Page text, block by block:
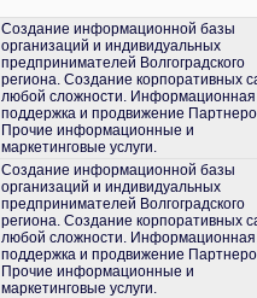
Создание информационной базы
организаций и индивидуальных
предпринимателей Волгоградского
региона. Создание корпоративных
любой сложности. Информационная
поддержка и продвижение
Прочие информационные и
маркетинговые услуги.
Создание информационной базы
организаций и индивидуальных
предпринимателей Волгоградского
региона. Создание корпоративных
любой сложности. Информационная
поддержка и продвижение
Прочие информационные и
маркетинговые услуги.